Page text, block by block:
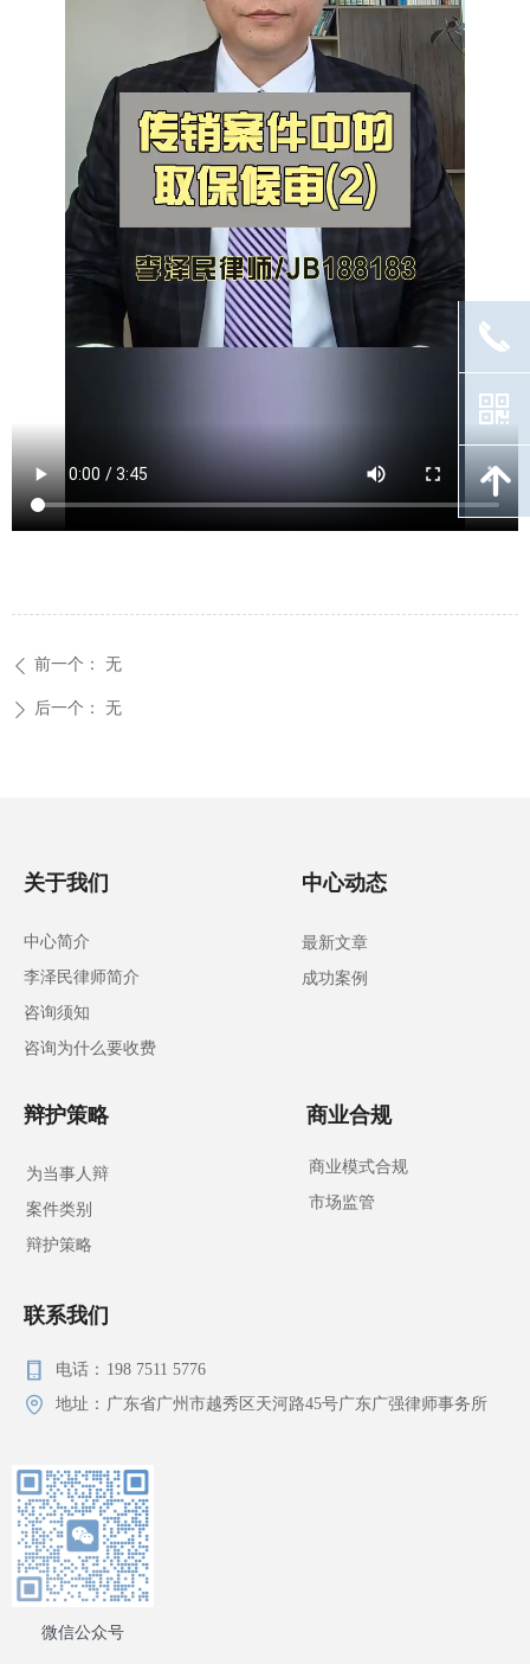
ꄴ 前一个： 无
ꄲ 后一个： 无
关于我们
中心简介
李泽民律师简介
咨询须知
咨询为什么要收费
中心动态
最新文章
成功案例
联系我们
电话： 198 7511 5776
地址： 广东省广州市越秀区天河路45号广东广强律师事务所
微信公众号
辩护策略
为当事人辩
案件类别
辩护策略
商业合规
商业模式合规
市场监管
끅
낃
녕